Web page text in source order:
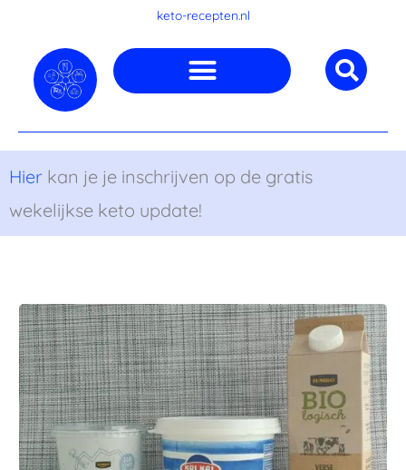
inhoud
keto-recepten.nl
Hier kan je je inschrijven op de gratis
wekelijkse keto update!